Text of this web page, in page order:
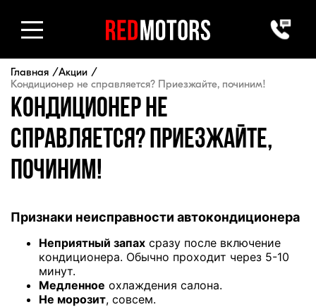
Главная
Акции
Кондиционер не справляется? Приезжайте, починим!
Кондиционер не
справляется? Приезжайте,
починим!
Признаки неисправности автокондиционера
Неприятный запах сразу после включение
кондиционера. Обычно проходит через 5-10
минут.
Медленное охлаждения салона.
Не морозит, совсем.